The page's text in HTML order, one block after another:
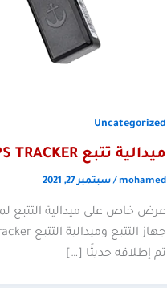
Uncategorized
ميدالية تتبع MINI GPS TRACKER
mohamed
/سبتمبر 27, 2021
تم إطلاقه حديثًا […]